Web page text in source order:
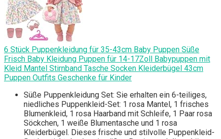
6 Stück Puppenkleidung für 35-43cm Baby Puppen Süße
Frisch Baby Kleidung Puppen für 14-17Zoll Babypuppen mit
Kleid Mantel Stirnband Tasche Socken Kleiderbügel 43cm
Puppen Outfits Geschenke für Kinder
Süße Puppenkleidung Set: Sie erhalten ein 6-teiliges,
niedliches Puppenkleid-Set: 1 rosa Mantel, 1 frisches
Blumenkleid, 1 rosa Haarband mit Schleife, 1 Paar rosa
Söckchen, 1 weiße Blumentasche und 1 rosa
Kleiderbügel. Dieses frische und stilvolle Puppenkleid-